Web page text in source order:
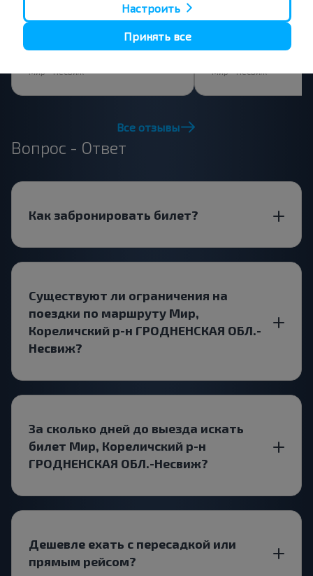
Всё хорошо, но дороговато.
BS OOO"КалипсоДрайв" (УНП
Мир - Несвиж
Ехали хорошо, но
BS OOO"КалипсоДрайв"
Мир - Несвиж
Все отзывы
Вопрос - Ответ
Как забронировать билет?
Существуют ли ограничения на
поездки по маршруту Мир,
Кореличский р-н ГРОДНЕНСКАЯ ОБЛ.-
Несвиж?
За сколько дней до выезда искать
билет Мир, Кореличский р-н
ГРОДНЕНСКАЯ ОБЛ.-Несвиж?
Дешевле ехать с пересадкой или
прямым рейсом?
Настроить
Принять все